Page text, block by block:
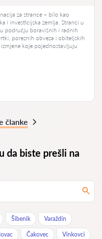
za strance – bilo kao
i investicijska zemlja. Stranci u
području boravišnih i radnih
poreznih obveza i obiteljskih
koje pojednostavljuju
članke
da biste prešli na
Šibenik Varaždin
Čakovec Vinkovci